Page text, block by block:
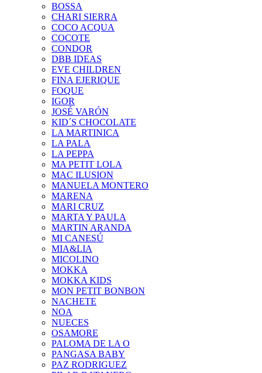
BOSSA
CHARI SIERRA
COCO ACQUA
COCOTE
CONDOR
DBB IDEAS
EVE CHILDREN
FINA EJERIQUE
FOQUE
IGOR
JOSÉ VARÓN
KID´S CHOCOLATE
LA MARTINICA
LA PALA
LA PEPPA
MA PETIT LOLA
MAC ILUSION
MANUELA MONTERO
MARENA
MARI CRUZ
MARTA Y PAULA
MARTIN ARANDA
MI CANESÚ
MIA&LIA
MICOLINO
MOKKA
MOKKA KIDS
MON PETIT BONBON
NACHETE
NOA
NUECES
OSAMORE
PALOMA DE LA O
PANGASA BABY
PAZ RODRIGUEZ